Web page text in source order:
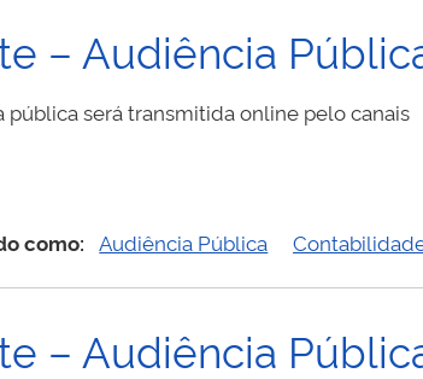
– Audiência
pública será transmitida online pelo canais
como: Audiência Pública
– Audiência